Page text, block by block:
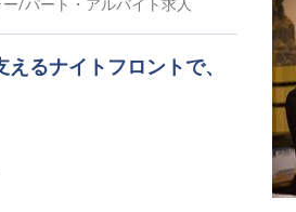
イルに合わせた働き方を応
ご相談ください。
寧にサポートいたします。
しませんか。
/パート・アルバイト求人
るナイトフロントで、